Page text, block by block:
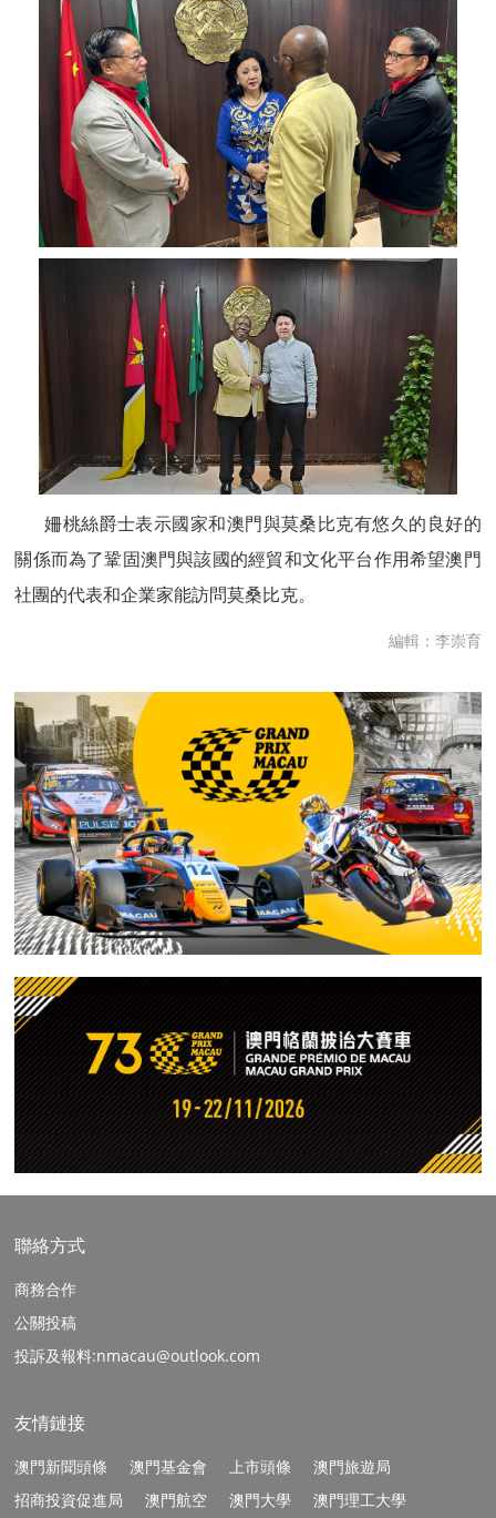
姍桃絲爵士表示國家和澳門與莫桑比克有悠久的良好的
關係而為了鞏固澳門與該國的經貿和文化平台作用希望澳門
社團的代表和企業家能訪問莫桑比克。
編輯：李崇育
聯絡方式
商務合作
公關投稿
投訴及報料:nmacau@outlook.com
友情鏈接
澳門新聞頭條 澳門基金會 上市頭條
澳門旅遊局
招商投資促進局
澳門航空 澳門大學 澳門理工大學